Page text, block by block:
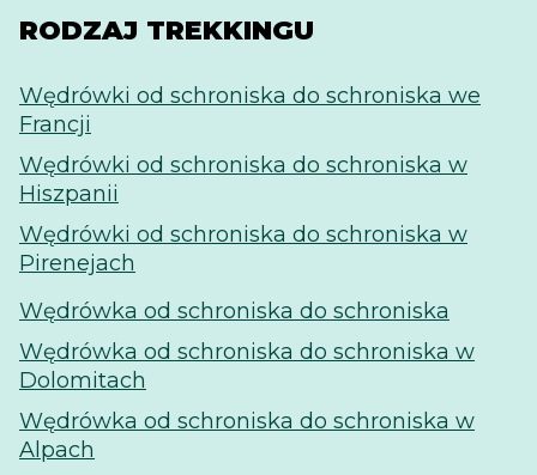
RODZAJ TREKKINGU
Wędrówki od schroniska do schroniska we
Francji
Wędrówki od schroniska do schroniska w
Hiszpanii
Wędrówki od schroniska do schroniska w
Pirenejach
Wędrówka od schroniska do schroniska
Wędrówka od schroniska do schroniska w
Dolomitach
Wędrówka od schroniska do schroniska w
Alpach